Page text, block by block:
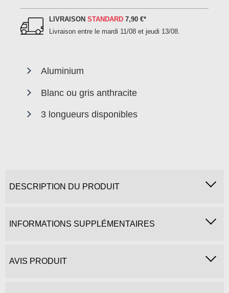
LIVRAISONSTANDARD 7,90 €*
Livraison entre le mardi 11/08 et jeudi 13/08.
Aluminium
Blanc ou gris anthracite
3 longueurs disponibles
DESCRIPTION DU PRODUIT
INFORMATIONS SUPPLÉMENTAIRES
AVIS PRODUIT